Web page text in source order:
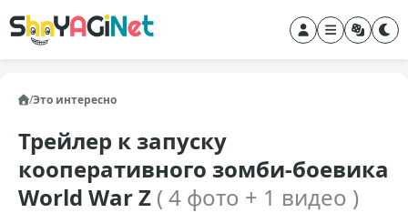
/Это интересно
Трейлер к запуску
кооперативного зомби-боевика
World War Z ( 4 фото + 1 видео )